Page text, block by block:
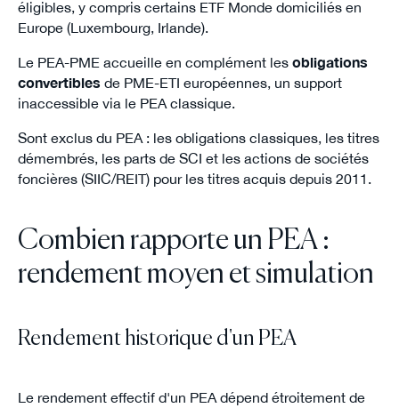
éligibles, y compris certains ETF Monde domiciliés en
Europe (Luxembourg, Irlande).
Le PEA-PME accueille en complément les obligations
convertibles de PME-ETI européennes, un support
inaccessible via le PEA classique.
Sont exclus du PEA : les obligations classiques, les titres
démembrés, les parts de SCI et les actions de sociétés
foncières (SIIC/REIT) pour les titres acquis depuis 2011.
Combien rapporte un PEA :
rendement moyen et simulation
Rendement historique d'un PEA
Le rendement effectif d'un PEA dépend étroitement de